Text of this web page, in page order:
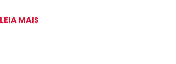
LEIA MAIS